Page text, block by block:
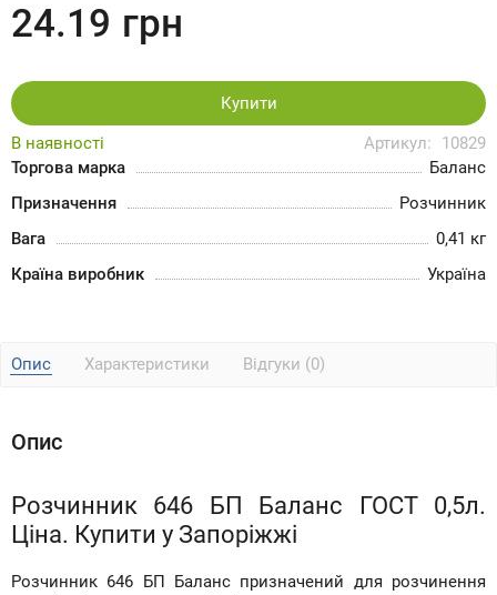
В наявності Артикул:
10829
Торгова марка
Баланс
Призначення
Розчинник
Вага
0,41 кг
Країна виробник
Україна
24.19 грн
Купити
Опис Характеристики Відгуки (0)
Опис
Розчинник 646 БП Баланс ГОСТ 0,5л.
Ціна. Купити у Запоріжжі
Розчинник 646 БП Баланс призначений для розчинення